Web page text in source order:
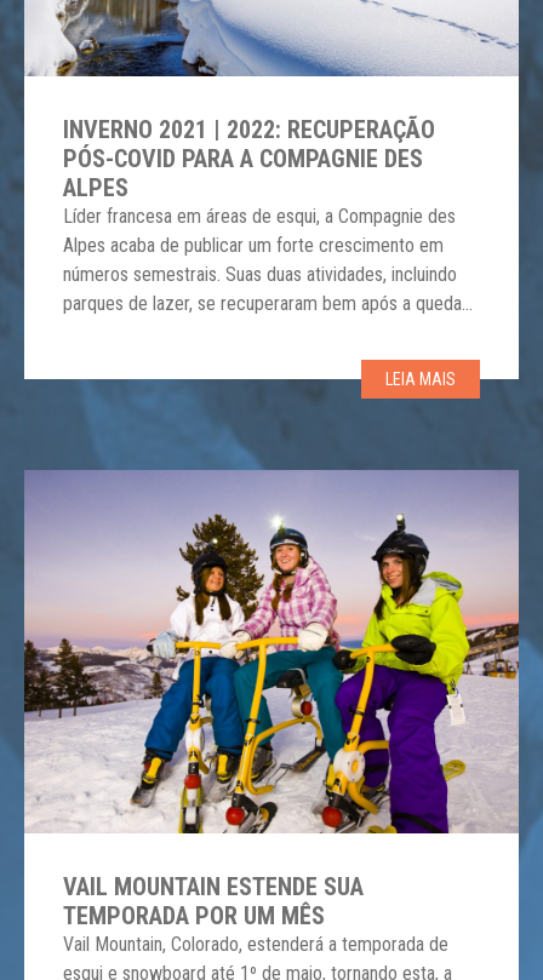
INVERNO 2021 | 2022: RECUPERAÇÃO
PÓS-COVID PARA A COMPAGNIE DES
ALPES
Líder francesa em áreas de esqui, a Compagnie des
Alpes acaba de publicar um forte crescimento em
números semestrais. Suas duas atividades, incluindo
parques de lazer, se recuperaram bem após a queda
31 de março de 2022, a receita da Compagnie des
LEIA MAIS
VAIL MOUNTAIN ESTENDE SUA
TEMPORADA POR UM MÊS
Vail Mountain, Colorado, estenderá a temporada de
esqui e snowboard até 1º de maio, tornando esta, a